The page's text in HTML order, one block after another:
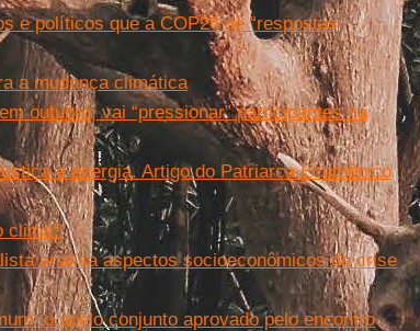
e políticos que a COP26 dê “respostas
a mudança climática
outubro, vai “pressionar” participantes na
e energia. Artigo do Patriarca Ecumênico
clima?
analisa aspectos socioeconômicos da crise
o apelo conjunto aprovado pelo encontro